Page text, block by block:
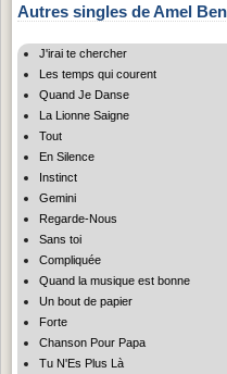
Autres singles de Amel
J'irai te chercher
Les temps qui courent
Quand Je Danse
La Lionne Saigne
Tout
En Silence
Instinct
Gemini
Regarde-Nous
Sans toi
Compliquée
Quand la musique est bonne
Un bout de papier
Forte
Chanson Pour Papa
Tu N'Es Plus Là